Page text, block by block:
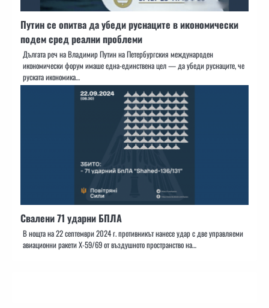
Путин се опитва да убеди руснаците в икономически
подем сред реални проблеми
Дългата реч на Владимир Путин на Петербургския международен
икономически форум имаше една-единствена цел — да убеди руснаците, че
руската икономика…
Свалени 71 ударни БПЛА
В нощта на 22 септември 2024 г. противникът нанесе удар с две управляеми
авиационни ракети Х-59/69 от въздушното пространство на…